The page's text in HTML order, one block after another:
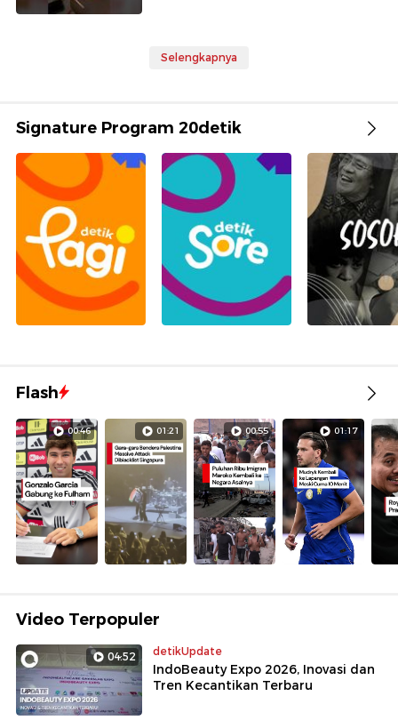
Selengkapnya
Signature Program 20detik
Flash
00:46 01:21 00:55 01:17
Video Terpopuler
04:52 detikUpdate
IndoBeauty Expo 2026, Inovasi dan
Tren Kecantikan Terbaru